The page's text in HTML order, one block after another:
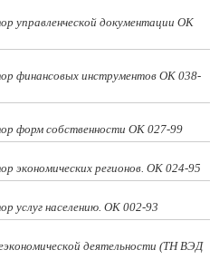
управленческой документации ОК
финансовых инструментов OK 038-
форм собственности ОК 027-99
экономических регионов. ОК 024-95
услуг населению. ОК 002-93
деятельности (ТН ВЭД